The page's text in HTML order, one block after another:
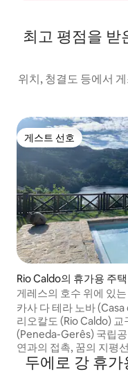
최고 평점을 받
위치, 청결도 등에서
게스트 선호
게스트 선호
Rio Caldo의 휴가용 주택
게레스의 호수 위에 있
카사 다 테라 노바
리오칼도 (Rio Caldo)
(Peneda-Gerês) 국립공
연과의 접촉, 꿈의 지평
장 중요한 서비스의 편
제하지 않으면 올바른
두에로 강 휴